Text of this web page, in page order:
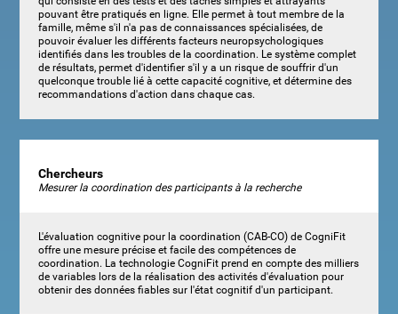
pouvant être pratiqués en ligne. Elle permet à tout membre de la
famille, même s'il n'a pas de connaissances spécialisées, de
pouvoir évaluer les différents facteurs neuropsychologiques
identifiés dans les troubles de la coordination. Le système complet
de résultats, permet d'identifier s'il y a un risque de souffrir d'un
quelconque trouble lié à cette capacité cognitive, et détermine des
recommandations d'action dans chaque cas.
Chercheurs
Mesurer la coordination des participants à la recherche
L'évaluation cognitive pour la coordination (CAB-CO) de CogniFit
offre une mesure précise et facile des compétences de
coordination. La technologie CogniFit prend en compte des milliers
de variables lors de la réalisation des activités d'évaluation pour
obtenir des données fiables sur l'état cognitif d'un participant.